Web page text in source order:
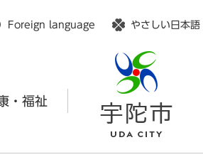
Foreign language やさしい日本語
・福祉